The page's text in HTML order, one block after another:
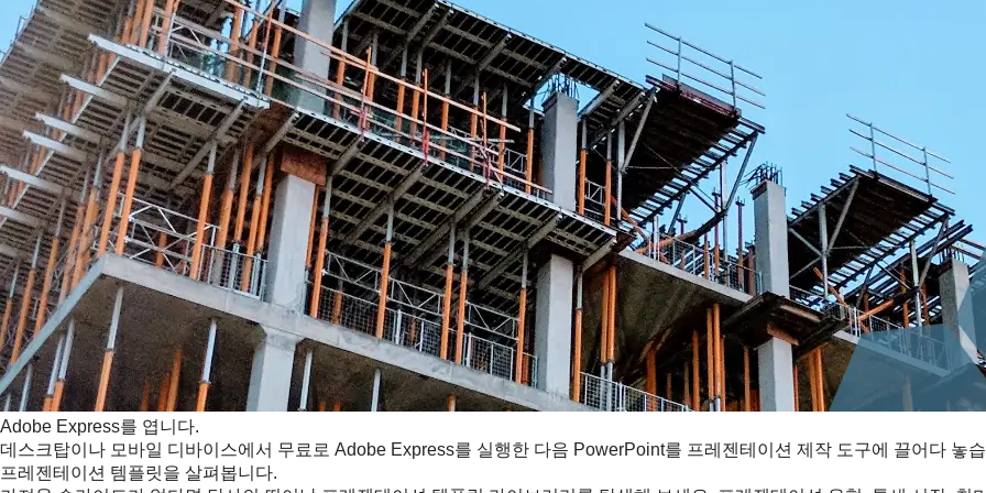
Adobe Express를 엽니다.
데스크탑이나 모바일 디바이스에서 무료로 Adobe Express를 실행한 다음 PowerPoint를 프레젠테이션 제작 도구에 끌어다 놓
프레젠테이션 템플릿을 살펴봅니다.